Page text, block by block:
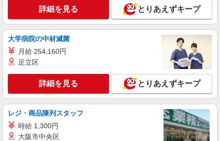
+゜ 入社祝い金10万円支給(規定有) お友達を紹介
頂くと, インセンティブ支給(規定有) ★月2回払
+゜・。○。・゜+゜
岐阜県岐阜市の家電量販店
キープ 詳細を見る
派遣社員
株式会社シエロ
【docomo】人気機種に詳しくなれる携帯販売
時給1500円〜1600円（経験・能力による） ※
残業代支給 ★交通費別途支給（規定あり） ゜
+゜・。○。・゜+゜・。○。・゜+゜ 入社祝い金10
万円支給(規定有) お友達を紹介頂くと, インセンテ
有）★ ゜・。○。・゜+゜・。○。・゜+゜
岐阜県岐阜市のdocomoショップ
キープ 詳細を見る
詳細を見る とりあえずキープ
大学病院の中材滅菌
月給 254,160円
足立区
詳細を見る とりあえずキープ
レジ・商品陳列スタッフ
時給 1,300円
大阪市中央区